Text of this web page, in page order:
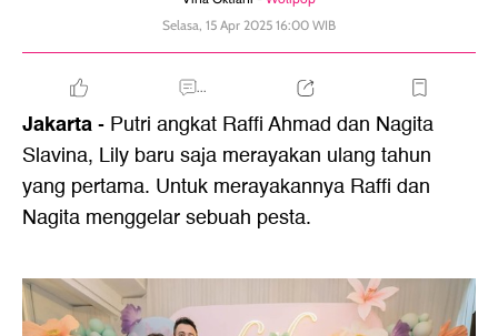
Selasa, 15 Apr 2025 16:00 WIB
...
Jakarta- Putri angkat Raffi Ahmad dan Nagita
Slavina, Lily baru saja merayakan ulang tahun
yang pertama. Untuk merayakannya Raffi dan
Nagita menggelar sebuah pesta.